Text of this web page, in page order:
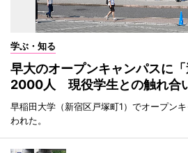
学ぶ・知る
早大のオープンキャンパスに
2000人 現役学生との触れ合
早稲田大学（新宿区戸塚町1）でオープン
われた。